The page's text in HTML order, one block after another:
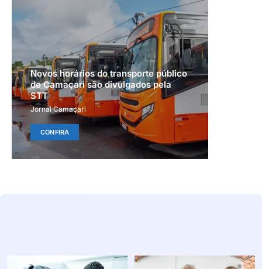
Novos horários do transporte público
de Camaçari são divulgados pela
STT
Jornal Camaçari
CONFIRA